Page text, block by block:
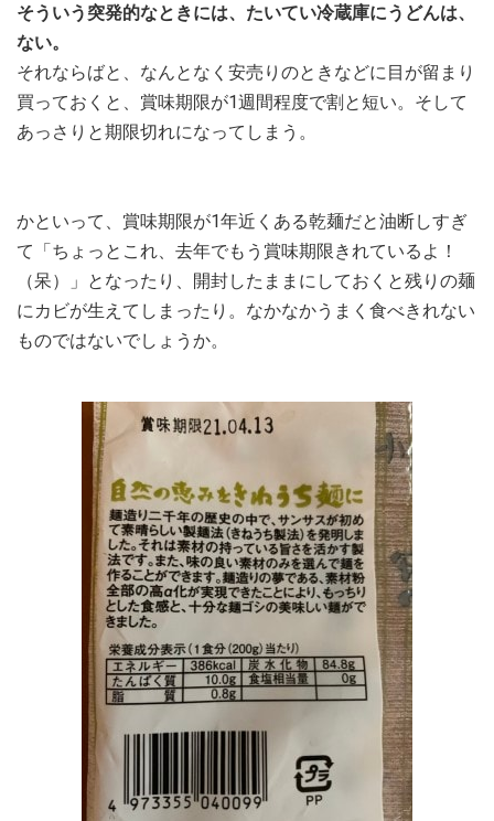
そういう突発的なときには、たいてい冷蔵庫にうどんは、
ない。
それならばと、なんとなく安売りのときなどに目が留まり
買っておくと、賞味期限が1週間程度で割と短い。そして
あっさりと期限切れになってしまう。
かといって、賞味期限が1年近くある乾麺だと油断しすぎ
て「ちょっとこれ、去年でもう賞味期限きれているよ！
（呆）」となったり、開封したままにしておくと残りの麺
にカビが生えてしまったり。なかなかうまく食べきれない
ものではないでしょうか。